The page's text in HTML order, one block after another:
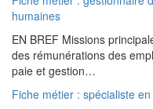
humaines
EN BREF Missions
des rémunérations des
paie et gestion…
Fiche métier : spécialiste